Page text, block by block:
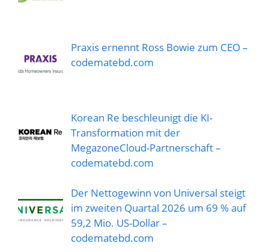
Praxis ernennt Ross Bowie zum CEO –
codematebd.com
Korean Re beschleunigt die KI-
Transformation mit der
MegazoneCloud-Partnerschaft –
codematebd.com
Der Nettogewinn von Universal steigt
im zweiten Quartal 2026 um 69 % auf
59,2 Mio. US-Dollar –
codematebd.com